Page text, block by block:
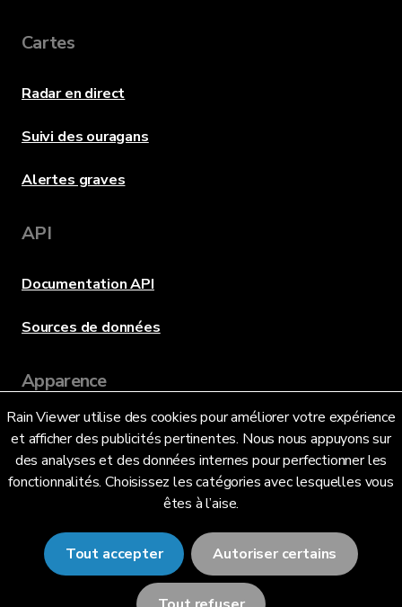
Rain Viewer utilise des cookies pour améliorer votre expérience
et afficher des publicités pertinentes. Nous nous appuyons sur
des analyses et des données internes pour perfectionner les
fonctionnalités. Choisissez les catégories avec lesquelles vous
êtes à l’aise.
Tout accepter Autoriser certains
Cartes
Radar en direct
Suivi des ouragans
Alertes graves
API
Documentation API
Sources de données
Apparence
Langue